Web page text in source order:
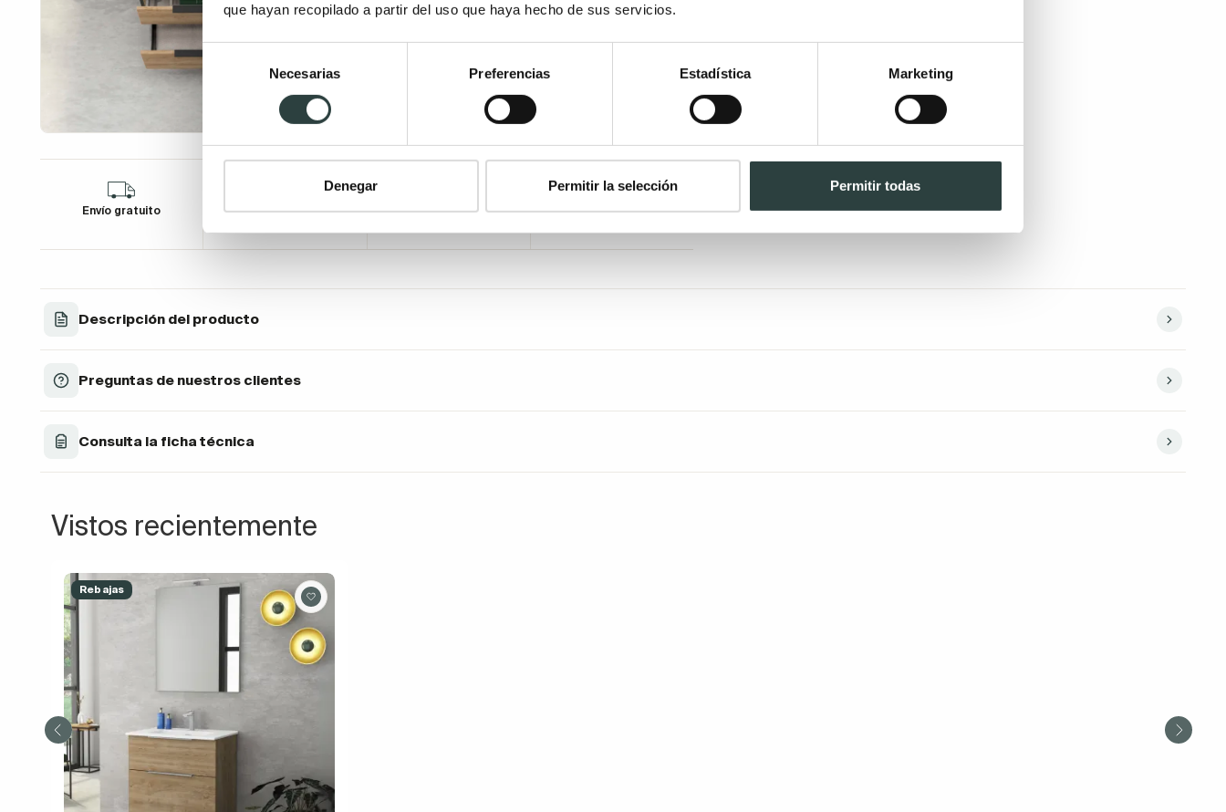
que hayan recopilado a partir del uso que haya hecho de sus servicios.
Selección
de
consentimiento
Necesarias Preferencias Estadística Marketing
Denegar Permitir la selección Permitir todas
Envío gratuito Financia tu compra
Devolución de 14
Muebles
Descripción del producto
Preguntas de nuestros clientes
Consulta la ficha técnica
Vistos recientemente
Rebajas